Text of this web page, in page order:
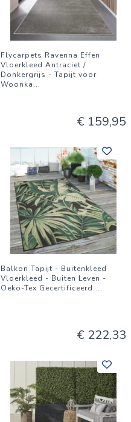
Flycarpets Ravenna Effen
Vloerkleed Antraciet /
Donkergrijs - Tapijt voor
Woonka...
€ 159,95
Balkon Tapijt - Buitenkleed
Vloerkleed - Buiten Leven -
Oeko-Tex Gecertificeerd ...
€ 222,33